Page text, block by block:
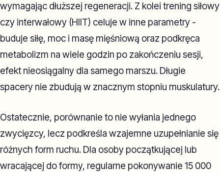
wymagając dłuższej regeneracji. Z kolei trening siłowy
czy interwałowy (HIIT) celuje w inne parametry -
buduje siłę, moc i masę mięśniową oraz podkręca
metabolizm na wiele godzin po zakończeniu sesji,
efekt nieosiągalny dla samego marszu. Długie
spacery nie zbudują w znacznym stopniu muskulatury.
Ostatecznie, porównanie to nie wyłania jednego
zwycięzcy, lecz podkreśla wzajemne uzupełnianie się
różnych form ruchu. Dla osoby początkującej lub
wracającej do formy, regularne pokonywanie 15 000